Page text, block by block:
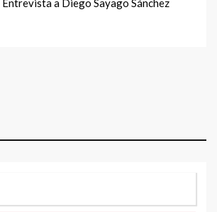
Entrevista a Diego Sayago Sánchez